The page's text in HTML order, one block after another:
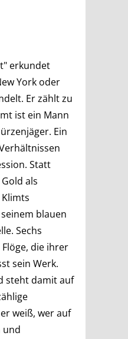
erkundet
York oder
Er zählt zu
ist ein Mann
Ein
Statt
als
blauen
Sechs
die ihrer
sein Werk.
steht damit auf
weiß, wer auf
und